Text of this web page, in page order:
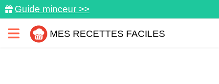
Guide minceur >>
MES RECETTES FACILES